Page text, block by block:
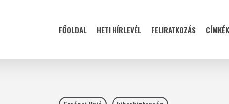
FŐOLDAL HETI HÍRLEVÉL FELIRATKOZÁS CÍMKÉK